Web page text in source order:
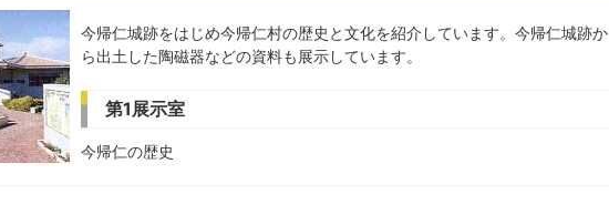
今帰仁城跡をはじめ今帰仁村の歴史と文化を紹介しています。今帰仁城跡か
ら出土した陶磁器などの資料も展示しています。
第1展示室
今帰仁の歴史